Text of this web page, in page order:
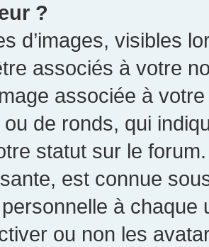
?
d’images, visibles
associés à votre
associée à
de ronds, qui
statut sur le
est connue
à chaque
ou non les